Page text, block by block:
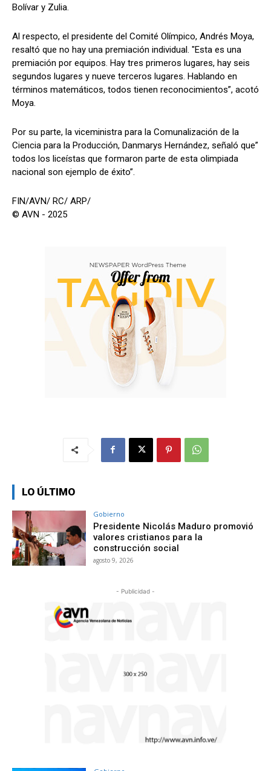
Bolívar y Zulia.
Al respecto, el presidente del Comité Olímpico, Andrés Moya,
resaltó que no hay una premiación individual. "Esta es una
premiación por equipos. Hay tres primeros lugares, hay seis
segundos lugares y nueve terceros lugares. Hablando en
términos matemáticos, todos tienen reconocimientos”, acotó
Moya.
Por su parte, la viceministra para la Comunalización de la
Ciencia para la Producción, Danmarys Hernández, señaló que”
todos los liceístas que formaron parte de esta olimpiada
nacional son ejemplo de éxito”.
FIN/AVN/ RC/ ARP/
© AVN - 2025
LO ÚLTIMO
Gobierno
Presidente Nicolás Maduro promovió
valores cristianos para la
construcción social
agosto 9, 2026
- Publicidad -